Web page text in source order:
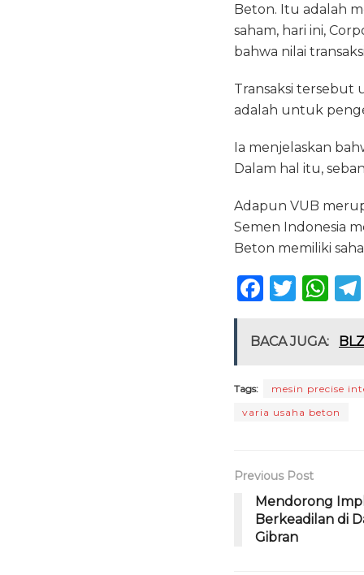
e
b
o
o
te
r
ts
A
p
p
Beton. Itu adalah
saham, hari ini,
bahwa nilai
Transaksi tersebut
adalah untuk
Ia menjelaskan
Dalam hal itu,
Adapun VUB
Semen Indonesia
Beton memiliki
F
c
b
o
k
T
it
r
W
a
A
p
BACA JUGA:
Tags: mesin precise
varia usaha beton
Previous Post
Mendorong
Berkeadilan di
Gibran